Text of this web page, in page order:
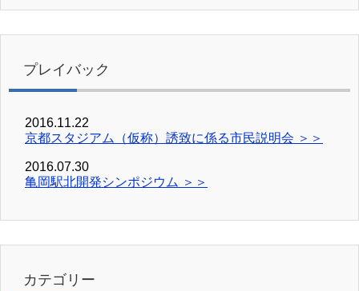
プレイバック
2016.11.22
京都スタジアム（仮称）誘致に係る市民説明会 ＞＞
2016.07.30
亀岡駅北開発シンポジウム ＞＞
カテゴリー